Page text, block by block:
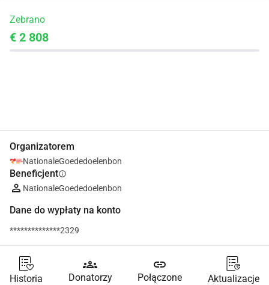
Zebrano
€ 2 808
Organizatorem
NationaleGoededoelenbon
Beneficjentinfo
NationaleGoededoelenbon
Dane do wypłaty na konto
**************2329
Historia
groups
Donatorzy
link
Połączone Aktualizacje